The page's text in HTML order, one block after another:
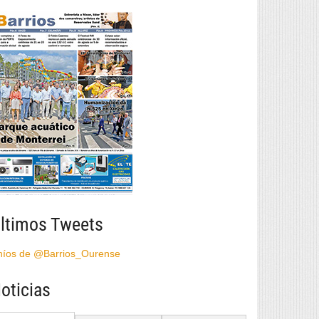
Tweets
de @Barrios_Ourense